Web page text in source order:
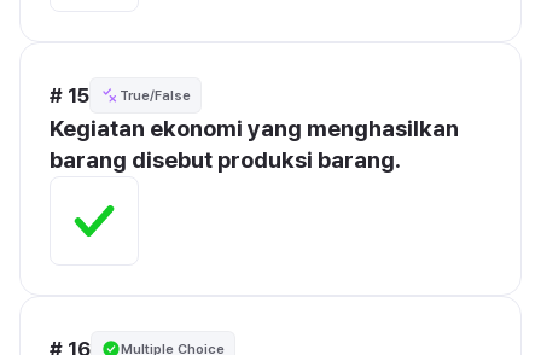
# 15 True/False
Kegiatan ekonomi yang menghasilkan
barang disebut produksi barang.
# 16 Multiple Choice